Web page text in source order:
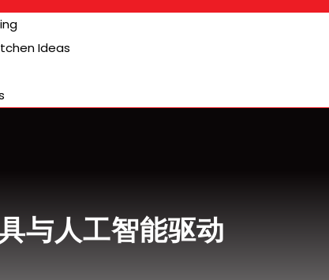
Ideas
与人工智能驱动